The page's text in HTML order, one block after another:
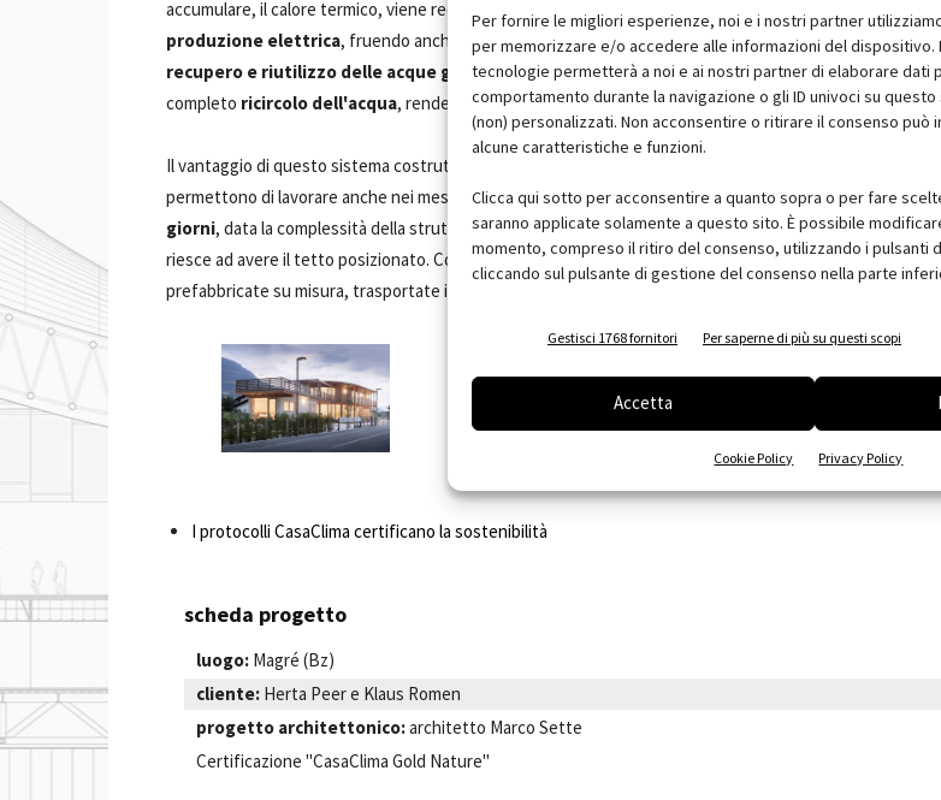
Per fornire le migliori esperienze, noi e i nostri partner
per memorizzare e/o accedere alle informazioni del dispositivo.
tecnologie permetterà a noi e ai nostri partner di elaborare dati
comportamento durante la navigazione o gli ID univoci su
(non) personalizzati. Non acconsentire o ritirare il consenso può
alcune caratteristiche e funzioni.
Clicca qui sotto per acconsentire a quanto sopra o per fare
saranno applicate solamente a questo sito. È possibile
momento, compreso il ritiro del consenso, utilizzando i pulsanti
cliccando sul pulsante di gestione del consenso nella parte
Gestisci 1768 fornitori Per saperne di più su questi scopi
Accetta
Cookie Policy Privacy Policy
accumulare, il calore termico, viene recuperato da uno
scambiatore che incrementa
, in questo modo,
produzione elettrica, fruendo anche dell'energia dispersa dal pannello fotovoltaico stesso. Il
recupero e riutilizzo delle acque grigie e nereè affidato ad un impianto di depurazione che
completo ricircolo dell'acqua, rendendola pura e cristallina com'era prima dell'utilizzo.
Il vantaggio di questo sistema costruttivo è la
permettono di lavorare anche nei mesi invernali. Per montareCasaSalute si sono impiegati circa
giorni, data la complessità della struttura, ma per una villetta unifamiliare con forma regolare in tre
riesce ad avere il tetto posizionato. Con questosistema costruttivo in legno massiccio, le pareti
prefabbricate su misura, trasportate in cantiere e poi montate come le costruzioni.
I protocolli CasaClima certificano la sostenibilità
scheda progetto
luogo: Magré (Bz)
cliente: Herta Peer e Klaus Romen
progetto architettonico:architetto Marco Sette
Certificazione "CasaClima Gold Nature"